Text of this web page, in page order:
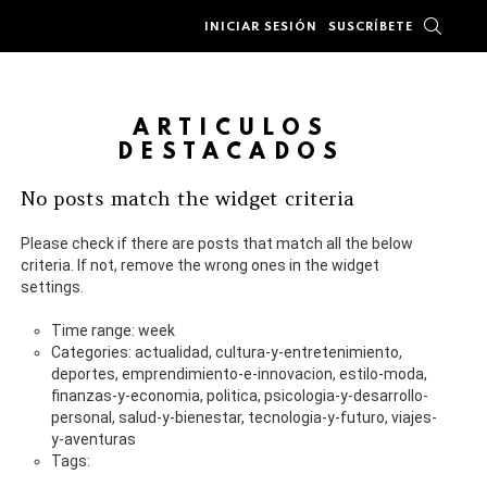
INICIAR SESIÓN SUSCRÍBETE
ARTÍCULOS
DESTACADOS
No posts match the widget criteria
Please check if there are posts that match all the below
criteria. If not, remove the wrong ones in the widget
settings.
Time range: week
Categories: actualidad, cultura-y-entretenimiento,
deportes, emprendimiento-e-innovacion, estilo-moda,
finanzas-y-economia, politica, psicologia-y-desarrollo-
personal, salud-y-bienestar, tecnologia-y-futuro, viajes-
y-aventuras
Tags: